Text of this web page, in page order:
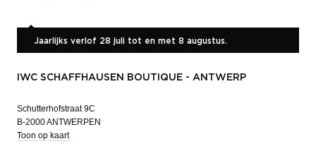
Jaarlijks verlof 28 juli tot en met 8 augustus.
IWC SCHAFFHAUSEN BOUTIQUE - ANTWERP
Schutterhofstraat 9C
B-2000 ANTWERPEN
Toon op kaart